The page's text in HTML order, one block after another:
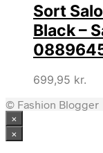
Sort
Black –
699,95 kr.
© Fashion Blogger
×
×